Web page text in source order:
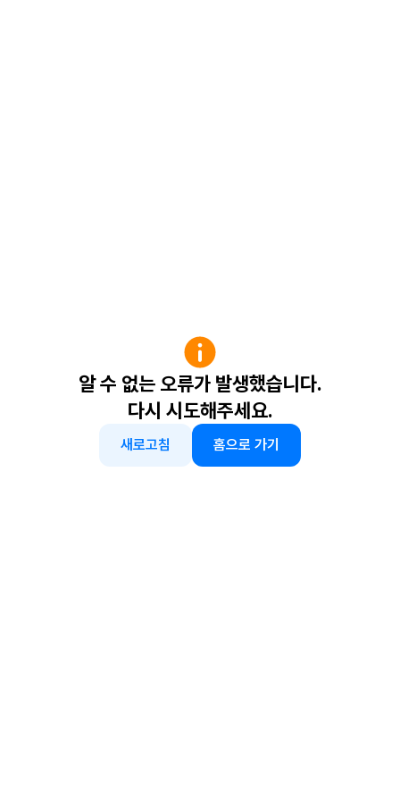
알 수 없는 오류가 발생했습니다.
다시 시도해주세요.
새로고침 홈으로 가기